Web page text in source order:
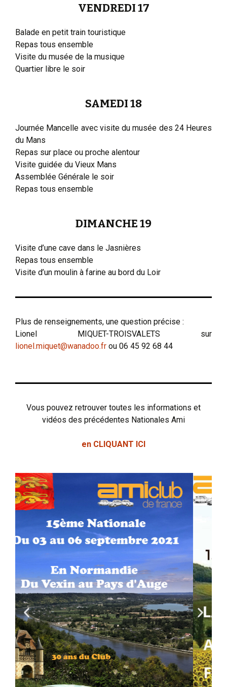
VENDREDI 17
Balade en petit train touristique
Repas tous ensemble
Visite du musée de la musique
Quartier libre le soir
SAMEDI 18
Journée Mancelle avec visite du musée des 24 Heures
du Mans
Repas sur place ou proche alentour
Visite guidée du Vieux Mans
Assemblée Générale le soir
Repas tous ensemble
DIMANCHE 19
Visite d’une cave dans le Jasnières
Repas tous ensemble
Visite d’un moulin à farine au bord du Loir
Plus de renseignements, une question précise :
Lionel MIQUET-TROISVALETS sur
lionel.miquet@wanadoo.fr ou 06 45 92 68 44
Vous pouvez retrouver toutes les informations et
vidéos des précédentes Nationales Ami
en CLIQUANT ICI